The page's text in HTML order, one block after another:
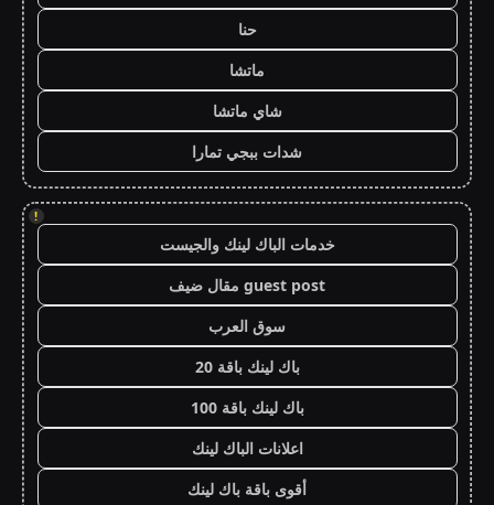
حنا
ماتشا
شاي ماتشا
شدات ببجي تمارا
!
خدمات الباك لينك والجيست
guest post مقال ضيف
سوق العرب
باك لينك باقة 20
باك لينك باقة 100
اعلانات الباك لينك
أقوى باقة باك لينك